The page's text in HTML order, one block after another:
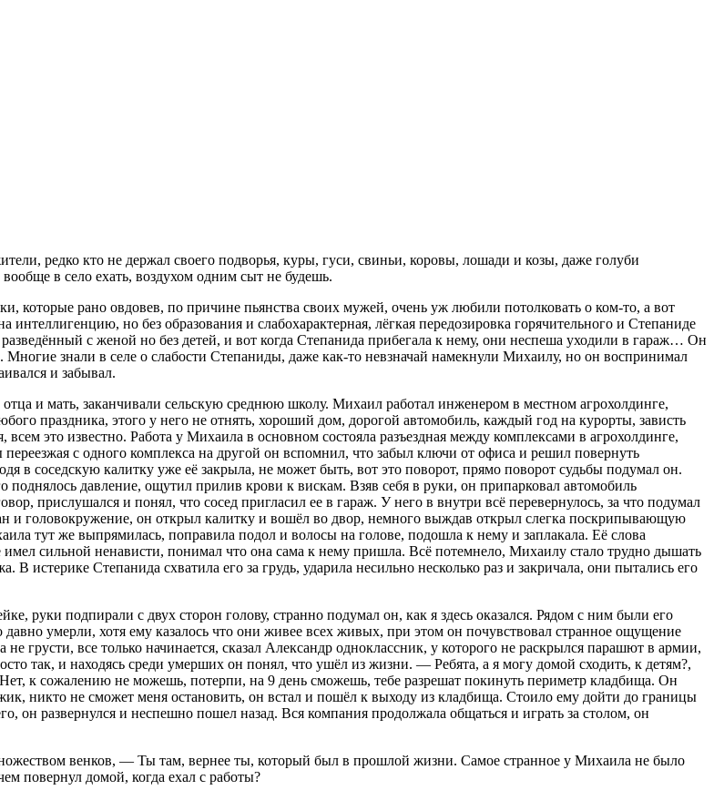
редко кто не держал своего подворья, куры, гуси, свиньи, коровы, лошади и козы, даже голуби
в село ехать, воздухом одним сыт не будешь.
которые рано овдовев, по причине пьянства своих мужей, очень уж любили потолковать о ком-то, а вот
но без образования и слабохарактерная, лёгкая передозировка горячительного и Степаниде
с женой но без детей, и вот когда Степанида прибегала к нему, они неспеша уходили в гараж… Он
знали в селе о слабости Степаниды, даже как-то невзначай намекнули Михаилу, но он воспринимал
и забывал.
и мать, заканчивали сельскую среднюю школу. Михаил работал инженером в местном агрохолдинге,
праздника, этого у него не отнять, хороший дом, дорогой автомобиль, каждый год на курорты, зависть
это известно. Работа у Михаила в основном состояла разъездная между комплексами в агрохолдинге,
с одного комплекса на другой он вспомнил, что забыл ключи от офиса и решил повернуть
в соседскую калитку уже её закрыла, не может быть, вот это поворот, прямо поворот судьбы подумал он.
давление, ощутил прилив крови к вискам. Взяв себя в руки, он припарковал автомобиль
прислушался и понял, что сосед пригласил ее в гараж. У него в внутри всё перевернулось, за что подумал
и головокружение, он открыл калитку и вошёл во двор, немного выждав открыл слегка поскрипывающую
тут же выпрямилась, поправила подол и волосы на голове, подошла к нему и заплакала. Её слова
сильной ненависти, понимал что она сама к нему пришла. Всё потемнело, Михаилу стало трудно дышать
истерике Степанида схватила его за грудь, ударила несильно несколько раз и закричала, они пытались его
руки подпирали с двух сторон голову, странно подумал он, как я здесь оказался. Рядом с ним были его
давно умерли, хотя ему казалось что они живее всех живых, при этом он почувствовал странное ощущение
грусти, все только начинается, сказал Александр одноклассник, у которого не раскрылся парашют в армии,
так, и находясь среди умерших он понял, что ушёл из жизни. — Ребята, а я могу домой сходить, к детям?,
к сожалению не можешь, потерпи, на 9 день сможешь, тебе разрешат покинуть периметр кладбища. Он
никто не сможет меня остановить, он встал и пошёл к выходу из кладбища. Стоило ему дойти до границы
он развернулся и неспешно пошел назад. Вся компания продолжала общаться и играть за столом, он
венков, — Ты там, вернее ты, который был в прошлой жизни. Самое странное у Михаила не было
повернул домой, когда ехал с работы?